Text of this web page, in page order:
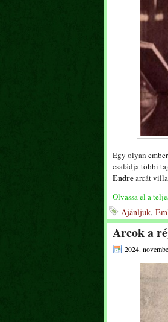
Egy olyan
családja többi
Endrearcát
Olvassa el a
Ajánljuk,
Arcok a
2024.